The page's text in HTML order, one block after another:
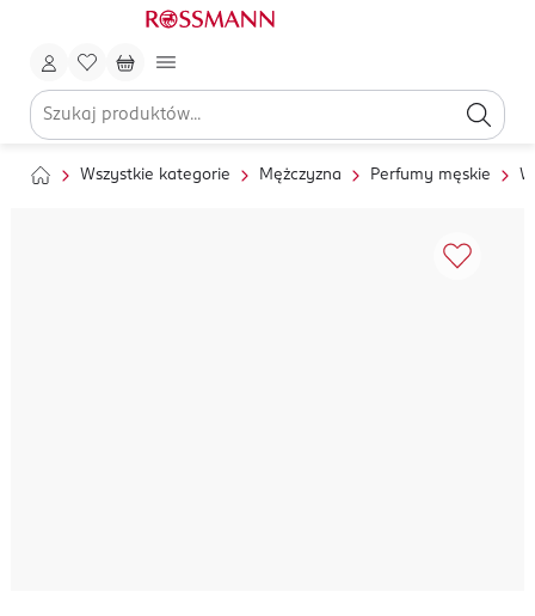
Wszystkie kategorie Mężczyzna Perfumy męskie